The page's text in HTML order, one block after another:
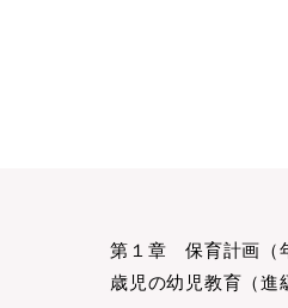
第１章 保育計画（
歳児の幼児教育（